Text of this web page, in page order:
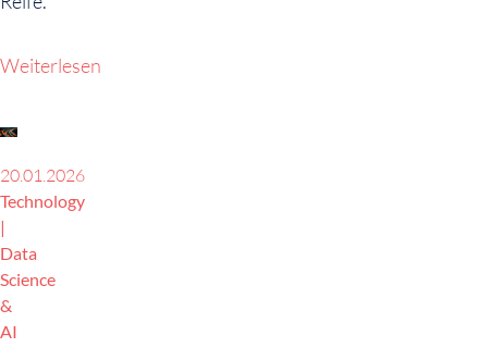
Weiterlesen
20.01.2026
Technology
Data
Science
&
AI